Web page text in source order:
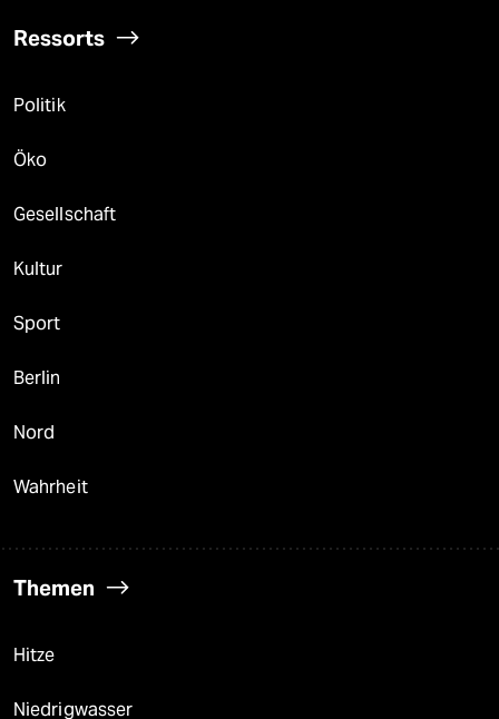
Ressorts
Politik
Öko
Gesellschaft
Kultur
Sport
Berlin
Nord
Wahrheit
Themen
Hitze
Niedrigwasser